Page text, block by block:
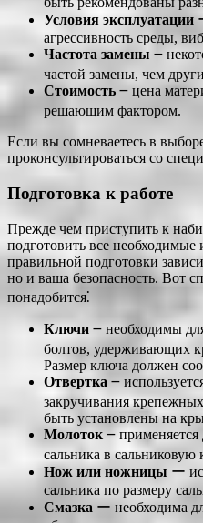
Условия эксплуатации
агрессивность среды,
Частота замены ౼
частой замены, чем
Стоимость ౼ цена
решающим фактором.
Если вы сомневаетесь в
проконсультироваться со
Подготовка к работе
Прежде чем приступить к
подготовить все
правильной подготовки
но и ваша безопасность. Вот
понадобится⁚
Ключи ౼ необходимы
болтов, удерживающих
Размер ключа должен
Отвертка ౼
закручивания
быть установлены на
Молоток ౼ применяется
сальника в сальниковую
Нож или ножницы ー
сальника по размеру
Смазка ー необходима